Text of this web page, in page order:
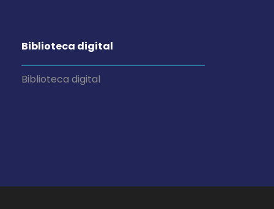
Biblioteca digital
Biblioteca digital